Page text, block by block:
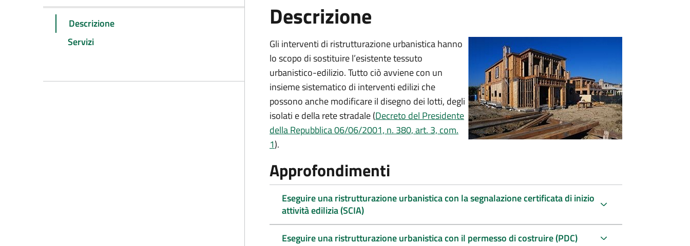
Descrizione
Servizi
Descrizione
Gli interventi di ristrutturazione urbanistica hanno
lo scopo di sostituire l’esistente tessuto
urbanistico-edilizio. Tutto ciò avviene con un
insieme sistematico di interventi edilizi che
possono anche modificare il disegno dei lotti, degli
isolati e della rete stradale (Decreto del Presidente
della Repubblica 06/06/2001, n. 380, art. 3, com.
1).
Approfondimenti
Eseguire una ristrutturazione urbanistica con la segnalazione certificata di inizio
attività edilizia (SCIA)
Eseguire una ristrutturazione urbanistica con il permesso di costruire (PDC)